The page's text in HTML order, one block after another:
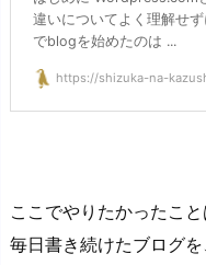
違いについてよく理解せ
でblogを始めたのは ...
https://shizuka-na-
ここでやりたかったこ
毎日書き続けたブログを